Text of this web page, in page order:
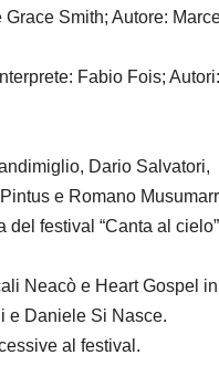
Smith; Autore:
Fabio Fois; Autori:
Dario Salvatori,
e Romano
festival “Canta al cielo”
Neacò e Heart Gospel in
e Daniele Si Nasce.
al festival.